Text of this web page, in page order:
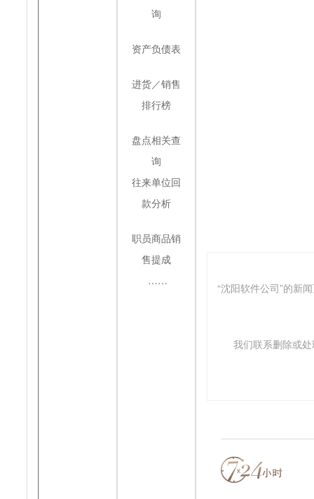
询
资产负债表
进货／销售
排行榜
盘点相关查
询
往来单位回
款分析
职员商品销
售提成
……
“沈阳软件公司”的新
我们联系删除或